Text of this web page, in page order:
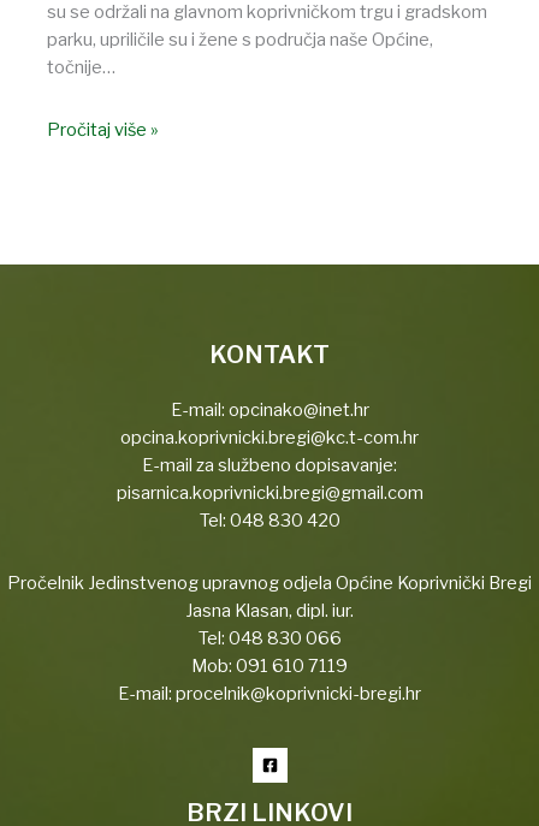
su se održali na glavnom koprivničkom trgu i gradskom
parku, upriličile su i žene s područja naše Općine,
točnije…
Pročitaj više »
KONTAKT
E-mail: opcinako@inet.hr
opcina.koprivnicki.bregi@kc.t-com.hr
E-mail za službeno dopisavanje:
pisarnica.koprivnicki.bregi@gmail.com
Tel: 048 830 420
Pročelnik Jedinstvenog upravnog odjela Općine Koprivnički Bregi
Jasna Klasan, dipl. iur.
Tel: 048 830 066
Mob: 091 610 7119
E-mail: procelnik@koprivnicki-bregi.hr
BRZI LINKOVI